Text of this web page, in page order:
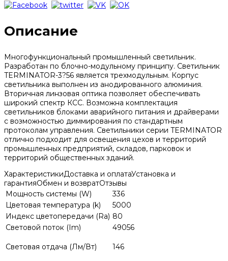
Описание
Многофункциональный промышленный светильник.
Разработан по блочно-модульному принципу. Светильник
TERMINATOR-3?56 является трехмодульным. Корпус
светильника выполнен из анодированного алюминия.
Вторичная линзовая оптика позволяет обеспечивать
широкий спектр КСС. Возможна комплектация
светильников блоками аварийного питания и драйверами
с возможностью диммирования по стандартным
протоколам управления. Светильники серии TERMINATOR
отлично подходит для освещения цехов и территорий
промышленных предприятий, складов, парковок и
территорий общественных зданий.
ХарактеристикиДоставка и оплатаУстановка и
гарантияОбмен и возвратОтзывы
Мощность системы (W)
336
Цветовая температура (k)
5000
Индекс цветопередачи (Ra) 80
Световой поток (Im)
49056
Световая отдача (Лм/Вт) 146